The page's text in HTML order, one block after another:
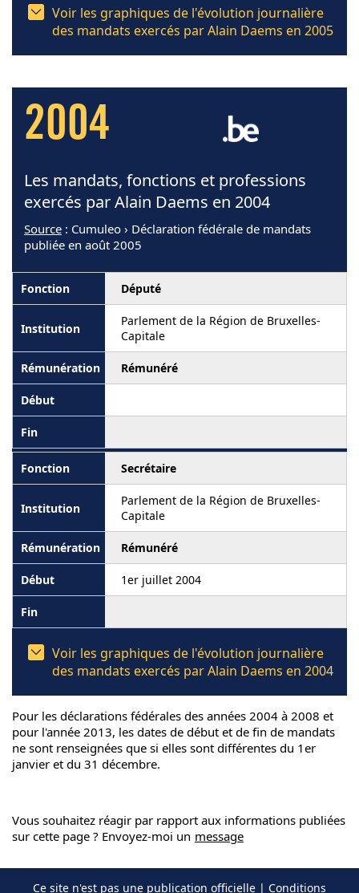
Voir les graphiques de l'évolution journalière
des mandats exercés par Alain Daems en 2005
2004
Les mandats, fonctions et professions
exercés par Alain Daems en 2004
Source : Cumuleo › Déclaration fédérale de mandats
publiée en août 2005
Député
Parlement de la Région de Bruxelles-
Capitale
Rémunéré
Secrétaire
Parlement de la Région de Bruxelles-
Capitale
Rémunéré
1er juillet 2004
Voir les graphiques de l'évolution journalière
des mandats exercés par Alain Daems en 2004
Pour les déclarations fédérales des années 2004 à 2008 et
pour l'année 2013, les dates de début et de fin de mandats
ne sont renseignées que si elles sont différentes du 1er
janvier et du 31 décembre.
Vous souhaitez réagir par rapport aux informations publiées
sur cette page ? Envoyez-moi un message
Ce site n'est pas une publication officielle | Conditions